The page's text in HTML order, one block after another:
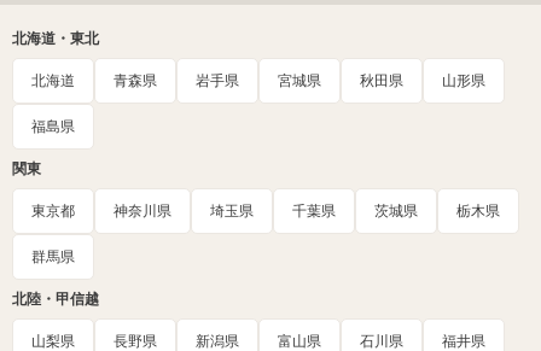
北海道・東北
北海道 青森県 岩手県 宮城県 秋田県 山形県
福島県
関東
東京都 神奈川県 埼玉県 千葉県 茨城県 栃木県
群馬県
北陸・甲信越
山梨県 長野県 新潟県 富山県 石川県 福井県